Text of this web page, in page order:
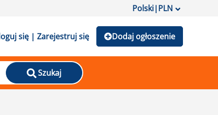
Polski|PLN
się | Zarejestruj się Dodaj ogłoszenie
Szukaj